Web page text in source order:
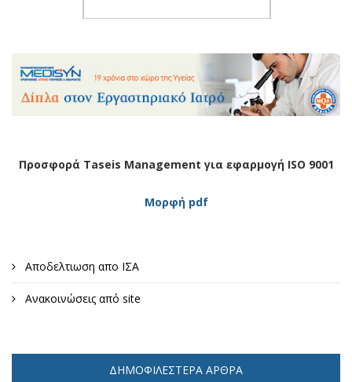
Προσφορά Taseis Management για εφαρμογή ISO 9001
Μορφή pdf
Αποδελτιωση απο ΙΣΑ
Ανακοινώσεις από site
ΔΗΜΟΦΙΛΈΣΤΕΡΑ ΆΡΘΡΑ